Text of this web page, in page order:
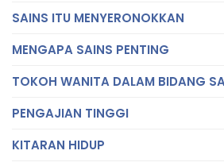
SAINS ITU MENYERONOKKAN
MENGAPA SAINS PENTING
TOKOH WANITA DALAM BIDANG
PENGAJIAN TINGGI
KITARAN HIDUP